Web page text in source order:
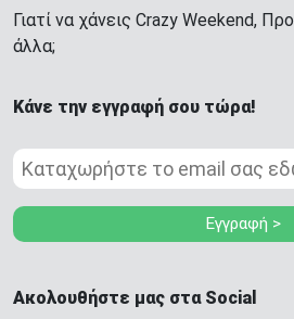
Γιατί να χάνεις Crazy Weekend,
άλλα;
Κάνε την εγγραφή σου τώρα!
Εγγραφή >
Ακολουθήστε μας στα Social